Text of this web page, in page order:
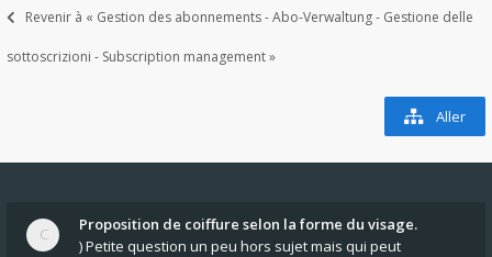
Revenir à « Gestion des abonnements - Abo-Verwaltung - Gestione delle
sottoscrizioni - Subscription management »
Aller
Proposition de coiffure selon la forme du visage.
) Petite question un peu hors sujet mais qui peut